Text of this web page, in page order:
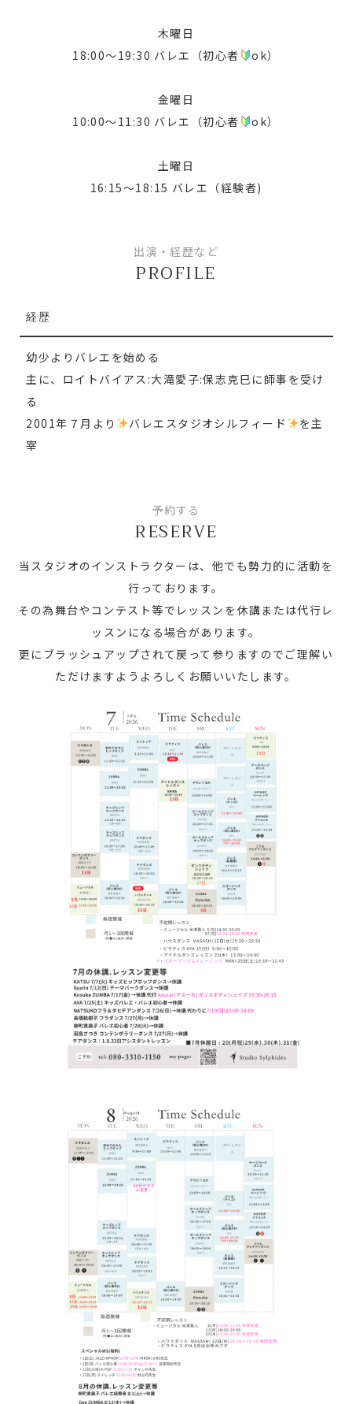
木曜日
18:00〜19:30 バレエ（初心者
ok）
金曜日
10:00～11:30 バレエ（初心者
ok）
土曜日
16:15～18:15 バレエ（経験者)
出演・経歴など
PROFILE
経歴
幼少よりバレエを始める
主に、ロイトバイアス:大滝愛子:保志克巳に師事を受け
る
2001年７月より
バレエスタジオシルフィード
を主
宰
予約する
RESERVE
当スタジオのインストラクターは、他でも勢力的に活動を
行っております。
その為舞台やコンテスト等でレッスンを休講または代行レ
ッスンになる場合があります。
更にブラッシュアップされて戻って参りますのでご理解い
ただけますようよろしくお願いいたします。